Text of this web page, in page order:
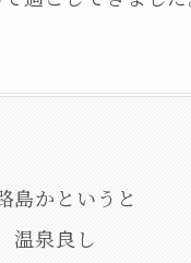
島かというと
泉良し